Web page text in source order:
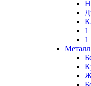
1
1
Металл